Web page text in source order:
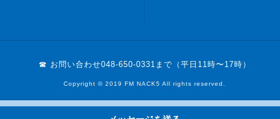
☎ お問い合わせ048-650-0331まで（平日11時〜17時）
Copyright © 2019 FM NACK5 All rights reserved.